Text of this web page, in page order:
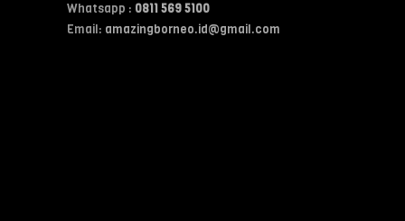
Whatsapp : 0811 569 5100
Email: amazingborneo.id@gmail.com